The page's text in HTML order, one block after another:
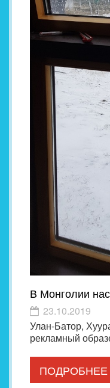
В Монголии
23.10.2019
Улан-Батор,
рекламный
ПОДРОБНЕЕ